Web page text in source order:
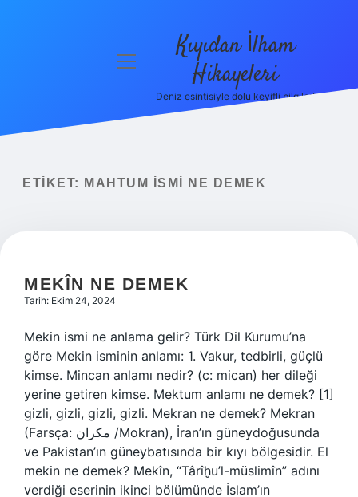
menüyü
Kıyıdan İlham
Hikayeleri
Deniz esintisiyle dolu keyifli bilgiler!
ETIKET: MAHTUM ISMI NE DEMEK
MEKÎN NE DEMEK
Tarih: Ekim 24, 2024
Mekin ismi ne anlama gelir? Türk Dil Kurumu’na
göre Mekin isminin anlamı: 1. Vakur, tedbirli, güçlü
kimse. Mincan anlamı nedir? (c: mican) her dileği
yerine getiren kimse. Mektum anlamı ne demek? [1]
gizli, gizli, gizli, gizli. Mekran ne demek? Mekran
(Farsça: مکران /Mokran), İran’ın güneydoğusunda
ve Pakistan’ın güneybatısında bir kıyı bölgesidir. El
mekin ne demek? Mekîn, “Târîḫu’l-müslimîn” adını
verdiği eserinin ikinci bölümünde İslam’ın